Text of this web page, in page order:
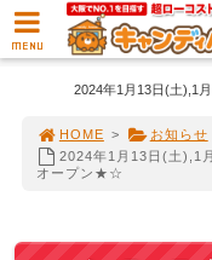
2024年1月13日(土
HOME > お知らせ
2024年1月13日(土
オープン★☆
MENU